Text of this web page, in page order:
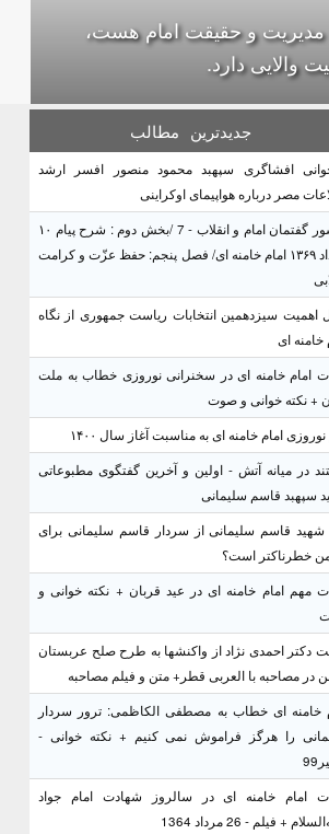
مدیریت و حقیقت امام هست،
والایی دارد.
جدیدترین مطالب
افشاگری سپهبد محمود منصور افسر ارشد
مصر درباره هواپیمای اوکراینی
منشور گفتمان امام و انقلاب - 7 /بخش دوم : شرح پیام ۱۰
خرداد ۱۳۶۹ امام خامنه ای/ فصل پنجم: حفظ عزّت و کرامت
اهمیت سیزدهمین انتخابات ریاست جمهوری از نگاه
خامنه ای
امام خامنه ای در سخنرانی نوروزی خطاب به ملت
+ نکته خوانی و صوت
نوروزی امام خامنه ای به مناسبت آغاز سال ۱۴۰۰
در میانه آتش - اولین و آخرین گفتگوی مطبوعاتی
سپهبد قاسم سلیمانی
شهید قاسم سلیمانی از سردار قاسم سلیمانی برای
خطرناکتر است؟
مهم امام خامنه ای در عید قربان + نکته خوانی و
دکتر احمدی نژاد از واکنشها به طرح صلح عربستان
در مصاحبه با العربی قطر+ متن و فیلم مصاحبه
خامنه ای خطاب به مصطفی الکاظمی: ترور سردار
را هرگز فراموش نمی کنیم + نکته خوانی -
امام خامنه ای در سالروز شهادت امام جواد
+ فیلم - 26 مرداد 1364